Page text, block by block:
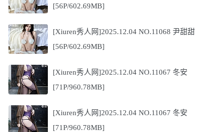
[56P/602.69MB]
[Xiuren秀人网]2025.12.04 NO.11068 尹甜甜
[56P/602.69MB]
[Xiuren秀人网]2025.12.04 NO.11067 冬安
[71P/960.78MB]
[Xiuren秀人网]2025.12.04 NO.11067 冬安
[71P/960.78MB]